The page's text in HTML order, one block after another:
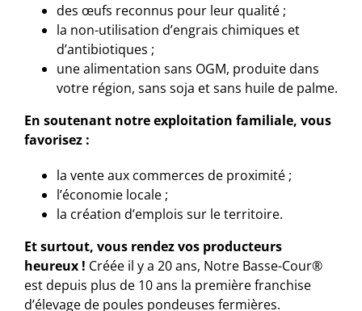
des œufs reconnus pour leur qualité ;
la non-utilisation d’engrais chimiques et
d’antibiotiques ;
une alimentation sans OGM, produite dans
votre région, sans soja et sans huile de palme.
En soutenant notre exploitation familiale, vous
favorisez :
la vente aux commerces de proximité ;
l’économie locale ;
la création d’emplois sur le territoire.
Et surtout, vous rendez vos producteurs
heureux ! Créée il y a 20 ans, Notre Basse-Cour®
est depuis plus de 10 ans la première franchise
d’élevage de poules pondeuses fermières.